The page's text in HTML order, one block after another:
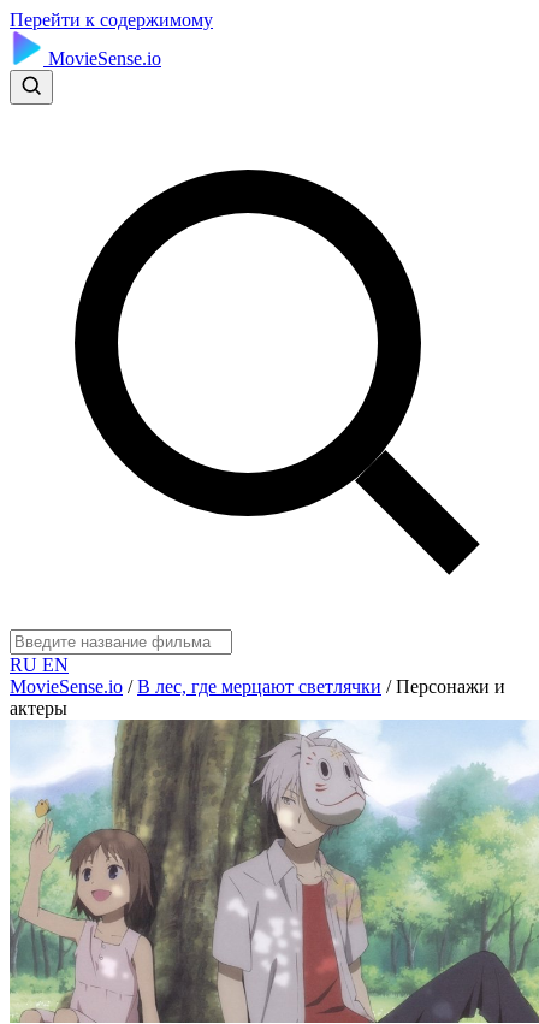
Перейти к содержимому
MovieSense.io
RU EN
MovieSense.io / В лес, где мерцают светлячки / Персонажи и
актеры